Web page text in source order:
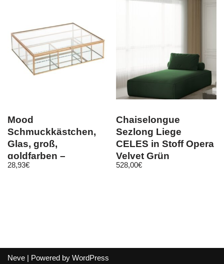
Mood
Schmuckkästchen,
Glas, groß,
goldfarben –
Atmosphera
28,93€
Chaiselongue
Sezlong Liege
CELES in Stoff Opera
Velvet Grün
528,00€
Neve | Powered by WordPress